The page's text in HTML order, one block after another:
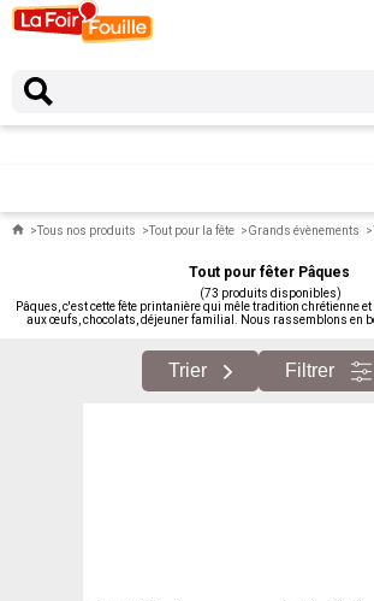
Tous nos produits Tout pour la fête Grands évènements
Tout pour fêter Pâques
(73 produits disponibles)
Pâques, c'est cette fête printanière qui mêle tradition chrétienne
aux œufs, chocolats, déjeuner familial. Nous rassemblons en
Trier Filtrer